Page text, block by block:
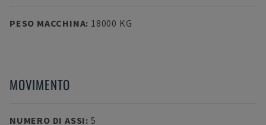
PESO MACCHINA: 18000 KG
MOVIMENTO
NUMERO DI ASSI: 5